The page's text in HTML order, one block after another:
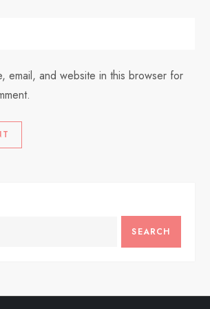
email, and website in this browser for
SEARCH